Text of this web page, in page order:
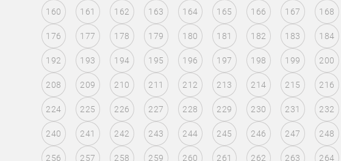
160 161 162 163 164 165 166 167 168
176 177 178 179 180 181 182 183 184
192 193 194 195 196 197 198 199 200
208 209 210 211 212 213 214 215 216
224 225 226 227 228 229 230 231 232
240 241 242 243 244 245 246 247 248
256 257 258 259 260 261 262 263 264